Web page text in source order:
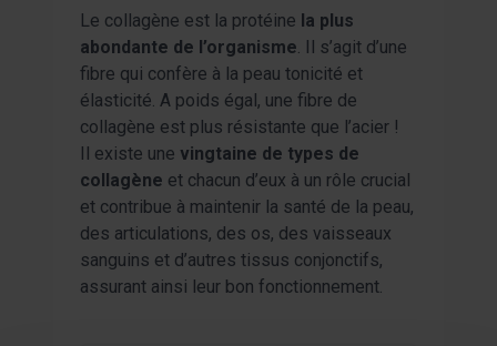
Le collagène est la protéine la plus
abondante de l’organisme. Il s’agit d’une
fibre qui confère à la peau tonicité et
élasticité. A poids égal, une fibre de
collagène est plus résistante que l’acier !
Il existe une vingtaine de types de
collagène et chacun d’eux à un rôle crucial
et contribue à maintenir la santé de la peau,
des articulations, des os, des vaisseaux
sanguins et d’autres tissus conjonctifs,
assurant ainsi leur bon fonctionnement.